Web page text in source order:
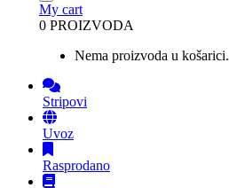
My cart
0 PROIZVODA
Nema proizvoda u košarici.
Stripovi
Uvoz
Rasprodano